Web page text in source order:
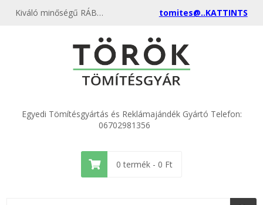
Kiváló minőségű RÁBA lihegő tömítés (656) kedvező áron, egyenest a gyártótól, rendeld meg most és csatlakozz a több ezer elégedett vásárlóhoz. tomites@..KATTINTS
Egyedi Tömítésgyártás és Reklámajándék Gyártó Telefon:
06702981356
0 termék - 0 Ft